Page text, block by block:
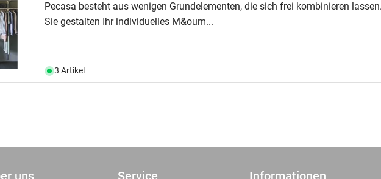
Pecasa besteht aus wenigen Grundelementen, die sich frei kombinieren
Sie gestalten Ihr individuelles M&oum...
3 Artikel
uns Service Informationen